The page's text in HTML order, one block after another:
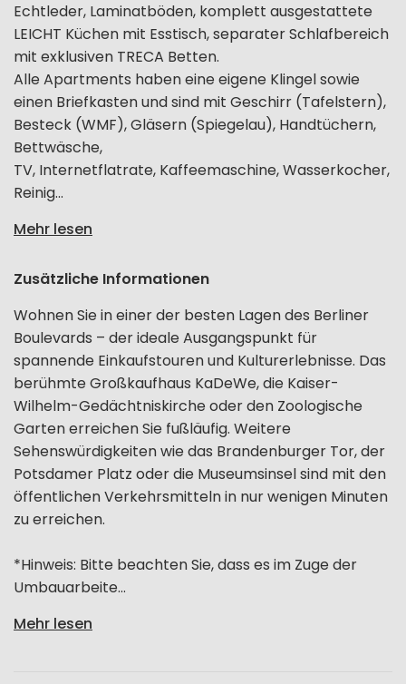
Echtleder, Laminatböden, komplett ausgestattete
LEICHT Küchen mit Esstisch, separater Schlafbereich
mit exklusiven TRECA Betten.
Alle Apartments haben eine eigene Klingel sowie
einen Briefkasten und sind mit Geschirr (Tafelstern),
Besteck (WMF), Gläsern (Spiegelau), Handtüchern,
Bettwäsche,
TV, Internetflatrate, Kaffeemaschine, Wasserkocher,
Reinig...
Mehr lesen
Zusätzliche Informationen
Wohnen Sie in einer der besten Lagen des Berliner
Boulevards – der ideale Ausgangspunkt für
spannende Einkaufstouren und Kulturerlebnisse. Das
berühmte Großkaufhaus KaDeWe, die Kaiser-
Wilhelm-Gedächtniskirche oder den Zoologische
Garten erreichen Sie fußläufig. Weitere
Sehenswürdigkeiten wie das Brandenburger Tor, der
Potsdamer Platz oder die Museumsinsel sind mit den
öffentlichen Verkehrsmitteln in nur wenigen Minuten
zu erreichen.
*Hinweis: Bitte beachten Sie, dass es im Zuge der
Umbauarbeite...
Mehr lesen